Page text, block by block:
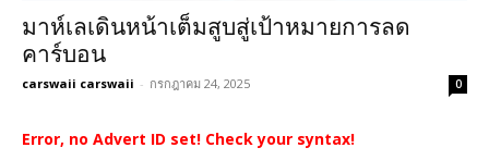
มาห์เลเดินหน้าเต็มสูบสู่เป้าหมายการลด
คาร์บอน
carswaii carswaii - กรกฎาคม 24, 2025 0
Error, no Advert ID set! Check your syntax!